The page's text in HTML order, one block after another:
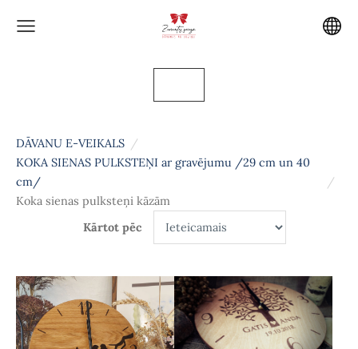
DĀVANU E-VEIKALS
KOKA SIENAS PULKSTEŅI ar gravējumu /29 cm un 40
cm/
Koka sienas pulksteņi kāzām
Kārtot pēc